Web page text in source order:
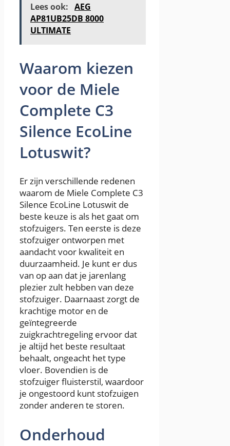
Lees ook: AEG
AP81UB25DB 8000
ULTIMATE
Waarom kiezen
voor de Miele
Complete C3
Silence EcoLine
Lotuswit?
Er zijn verschillende redenen
waarom de Miele Complete C3
Silence EcoLine Lotuswit de
beste keuze is als het gaat om
stofzuigers. Ten eerste is deze
stofzuiger ontworpen met
aandacht voor kwaliteit en
duurzaamheid. Je kunt er dus
van op aan dat je jarenlang
plezier zult hebben van deze
stofzuiger. Daarnaast zorgt de
krachtige motor en de
geïntegreerde
zuigkrachtregeling ervoor dat
je altijd het beste resultaat
behaalt, ongeacht het type
vloer. Bovendien is de
stofzuiger fluisterstil, waardoor
je ongestoord kunt stofzuigen
zonder anderen te storen.
Onderhoud